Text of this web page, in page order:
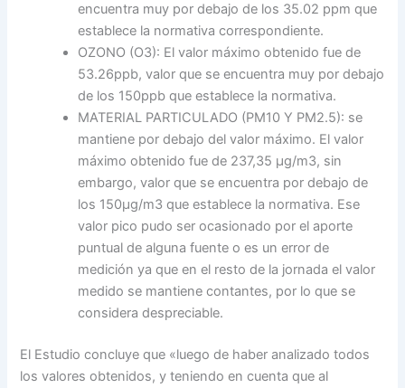
encuentra muy por debajo de los 35.02 ppm que
establece la normativa correspondiente.
OZONO (O3): El valor máximo obtenido fue de
53.26ppb, valor que se encuentra muy por debajo
de los 150ppb que establece la normativa.
MATERIAL PARTICULADO (PM10 Y PM2.5): se
mantiene por debajo del valor máximo. El valor
máximo obtenido fue de 237,35 µg/m3, sin
embargo, valor que se encuentra por debajo de
los 150µg/m3 que establece la normativa. Ese
valor pico pudo ser ocasionado por el aporte
puntual de alguna fuente o es un error de
medición ya que en el resto de la jornada el valor
medido se mantiene contantes, por lo que se
considera despreciable.
El Estudio concluye que «luego de haber analizado todos
los valores obtenidos, y teniendo en cuenta que al